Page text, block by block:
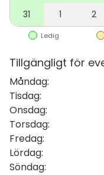
menut
Sijainti:Turun
loppusiivous
Henkilökuntamme
avaimet ja opastaa
31
1 2
Ledig
Tillgängligt för
Måndag:
Tisdag:
Onsdag:
Torsdag:
Fredag:
Lördag:
Söndag: